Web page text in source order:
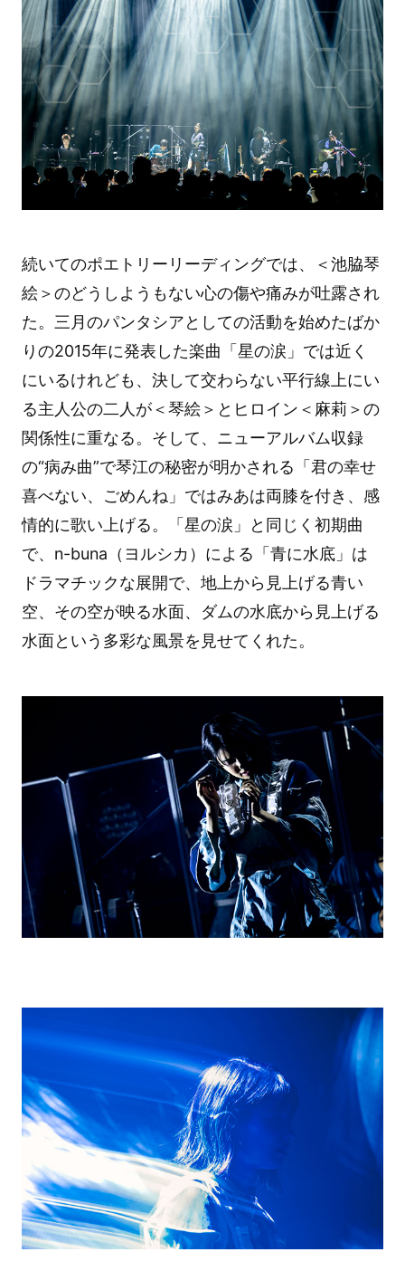
続いてのポエトリーリーディングでは、＜池脇琴
絵＞のどうしようもない心の傷や痛みが吐露され
た。三月のパンタシアとしての活動を始めたばか
りの2015年に発表した楽曲「星の涙」では近く
にいるけれども、決して交わらない平行線上にい
る主人公の二人が＜琴絵＞とヒロイン＜麻莉＞の
関係性に重なる。そして、ニューアルバム収録
の“病み曲”で琴江の秘密が明かされる「君の幸せ
喜べない、ごめんね」ではみあは両膝を付き、感
情的に歌い上げる。「星の涙」と同じく初期曲
で、n-buna（ヨルシカ）による「青に水底」は
ドラマチックな展開で、地上から見上げる青い
空、その空が映る水面、ダムの水底から見上げる
水面という多彩な風景を見せてくれた。